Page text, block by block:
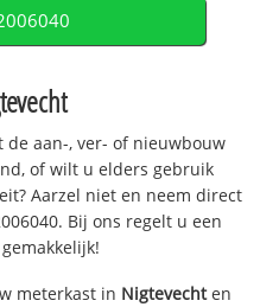
aan-, ver- of nieuwbouw
of wilt u elders gebruik
Aarzel niet en neem direct
Bij ons regelt u een
meterkast in Nigtevechten